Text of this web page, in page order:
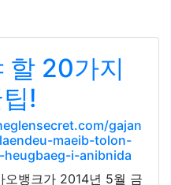
할 20가지
!
gajan
maeib-tolon-
i-anibnida
뱅크가 2014년 5월 금